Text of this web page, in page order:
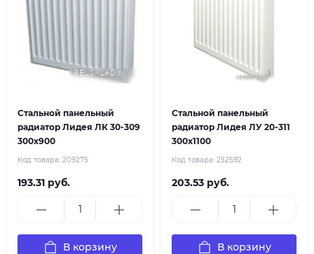
Стальной панельный
радиатор Лидея ЛК 30-309
300x900
Код товара: 209275
193.31 руб.
В корзину
Стальной панельный
радиатор Лидея ЛУ 20-311
300x1100
Код товара: 252592
203.53 руб.
В корзину